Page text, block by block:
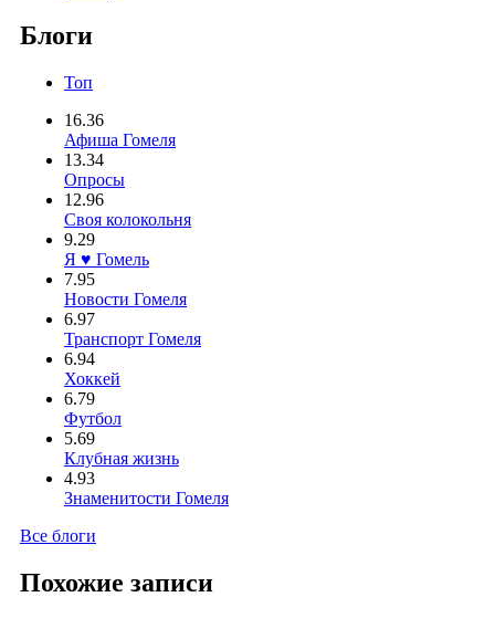
Блоги
Топ
16.36
Афиша Гомеля
13.34
Опросы
12.96
Своя колокольня
9.29
Я ♥ Гомель
7.95
Новости Гомеля
6.97
Транспорт Гомеля
6.94
Хоккей
6.79
Футбол
5.69
Клубная жизнь
4.93
Знаменитости Гомеля
Все блоги
Похожие записи